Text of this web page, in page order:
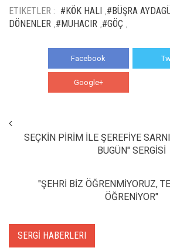
ETIKETLER : #KÖK HALI #BÜŞRA
DÖNENLER #MUHACIR #GÖÇ
Facebook
Google+
SEÇKİN PİRİM İLE ŞEREFİYE
BUGÜN" SERGİSİ
"ŞEHRİ BİZ ÖĞRENMİYORUZ,
ÖĞRENİYOR"
SERGİ HABERLERI